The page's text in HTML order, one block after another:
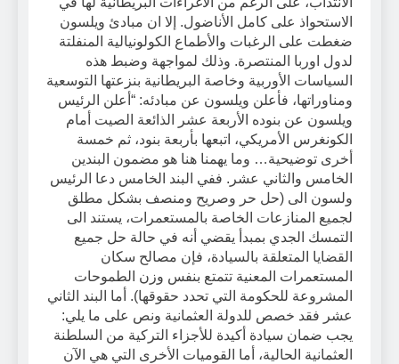
الاستحواذ على كامل الأناضول. إلا ان مبادئ ويلسون
ضغطت على الرغبات والأطماع الكولونيالية المنفلتة
لدول اوربا المنتصرة. وذلك لمواجهة وضبط هذه
السياسات الأوربية وخاصة البريطانية بنزعتها التوسعية
ومناوراتها، فأعلن ويلسون عن مبادئه: “أعلن الرئيس
ويلسون عن بنوده الأربعة عشر الذائعة الصيت أمام
الكونغرس الأمريكي، اتبعها بأربعة بنود، ثم خمسة
أخرى توضيحية… وما يهمنا هنا هو مضمون البندين
الخامس والثاني عشر. ففي البند الخامس دعا الرئيس
ولسون الى (حل حر وصريح ومنصف بشكل مطلق
لجميع المنازعات الخاصة بالمستعمرات، يستند الى
التمسك الجدي بمبدأ يقضي أنه في حالة حل جميع
القضايا المتعلقة بالسيادة، فإن مصالح سكان
المستعمرات المعنية تتمتع بنفس وزن الطموحات
المشروعة للحكومة التي تحدد حقوقها). أما البند الثاني
عشر فقد خصص للدولة العثمانية ونص على ما يلي:
يجب ضمان سيادة أكيدة للأجزاء التركية من السلطنة
العثمانية الحالية، أما القوميات الأخرى التي هي الآن